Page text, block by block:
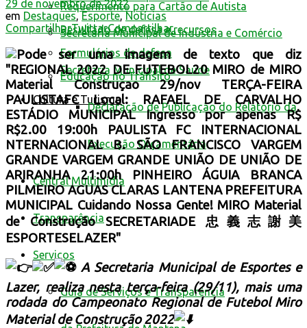
Requerimento para Cartão de Autista
Resultado de defesa e recursos
Formulários de defesa
Educação no Trânsito
Cultura e Turismo
Secretaria Municipal de Indústria e Comércio
Secretaria Municipal de Saúde
Declaração de Publicação do Relatório da
Execução Orçamentária
Central Multimídia
Transparência
Serviços
Guia de Serviços e Transparência
29 de novembro de 2022
em Destaques,Esporte,Notícias
CompartilharTwittarCompartilhar
A Secretaria Municipal de Esportes e
Lazer, realiza nesta terça-feira (29/11), mais uma
rodada do Campeonato Regional de Futebol Miro
Material de Construção 2022